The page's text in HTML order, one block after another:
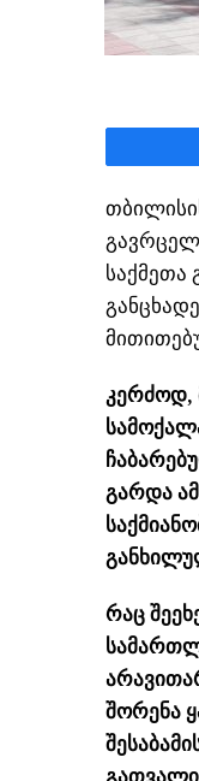
საქმეთა
კერძოდ,
გარდა
რაც
შორენა